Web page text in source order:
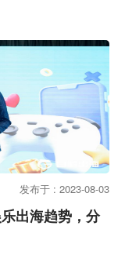
发布于 : 2023-08-03
出海趋势，分